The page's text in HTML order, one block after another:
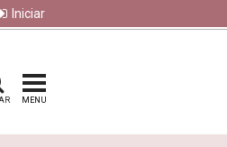
Iniciar
MENU